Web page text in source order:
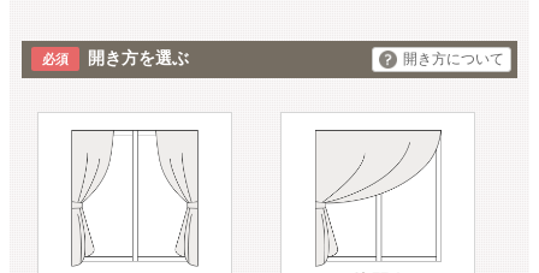
開き方を選ぶ 開き方について